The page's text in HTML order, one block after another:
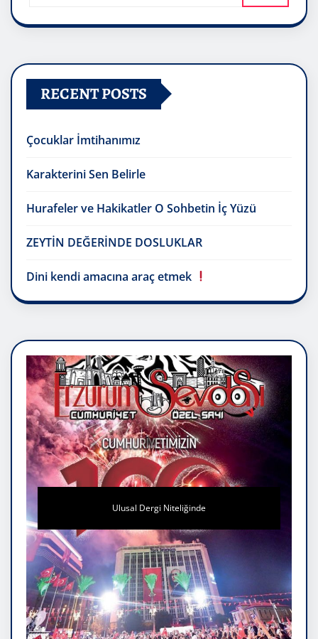
RECENT POSTS
Çocuklar İmtihanımız
Karakterini Sen Belirle
Hurafeler ve Hakikatler O Sohbetin İç Yüzü
ZEYTİN DEĞERİNDE DOSLUKLAR
Dini kendi amacına araç etmek
Ulusal Dergi Niteliğinde